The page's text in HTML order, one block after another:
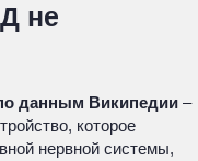
не
данным Википедии –
которое
нервной системы,